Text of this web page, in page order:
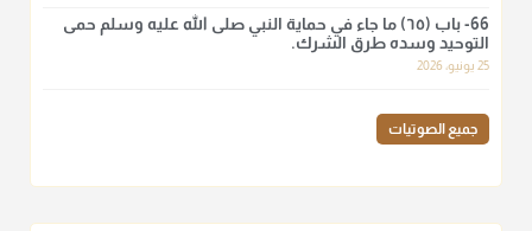
نرى اليوم بأبصارنا بعض ما رأى العلماء ببصائرهم: "والرافضة ليس
لهم سعي إلا في هدم الإسلام و نقض عراه...فأيامهم في الإسلام
كلها سود" ابن تيمية.
أ.د. صالح الشمراني
66- باب (٦٥) ما جاء في حماية النبي صلى الله عليه وسلم حمى
التوحيد وسده طرق الشرك.
25 يونيو، 2026
جميع الصوتيات